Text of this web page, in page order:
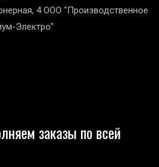
4 ООО "Производственное
Электро"
заказы по всей